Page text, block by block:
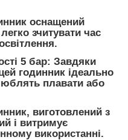
оснащений
зчитувати час
5 бар: Завдяки
годинник ідеально
плавати або
виготовлений з
і витримує
використанні.